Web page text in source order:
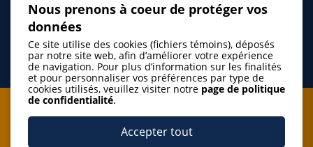
Je m'abonne à l'infolettre
Nous prenons à coeur de protéger vos
données
Ce site utilise des cookies (fichiers témoins), déposés
par notre site web, afin d’améliorer votre expérience
de navigation. Pour plus d’information sur les finalités
et pour personnaliser vos préférences par type de
cookies utilisés, veuillez visiter notre page de politique
de confidentialité.
Accepter tout